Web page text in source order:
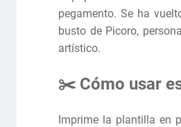
pegamento. Se ha
busto de Picoro,
artístico.
✂️ Cómo usar
Imprime la plantilla en